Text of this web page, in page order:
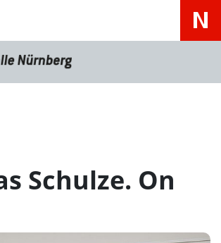
Schulze. On